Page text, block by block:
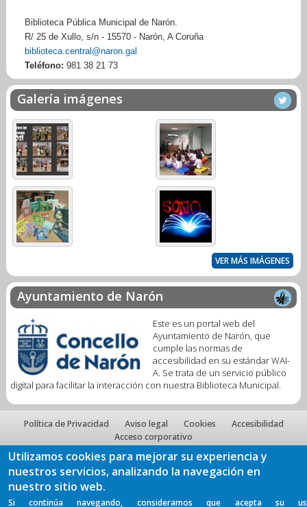
Biblioteca Pública Municipal de Narón.
R/ 25 de Xullo, s/n - 15570 - Narón, A Coruña
biblioteca.central@naron.gal
Teléfono: 981 38 21 73
Galería imágenes
VER MÁS IMÁGENES
Ayuntamiento de Narón
Este es un portal web del
Ayuntamiento de Narón, que
cumple las normas de
accesibilidad en su estándar WAI-
A. Se trata de un servicio público
digital para facilitar la interacción con nuestra Biblioteca Municipal.
Política de Privacidad Aviso legal Cookies
Accesibilidad
Acceso corporativo
Utilizamos cookies para mejorar su experiencia y
nuestros servicios, analizando la navegación en
nuestro sitio web.
Si continúa navegando, consideramos que acepta su